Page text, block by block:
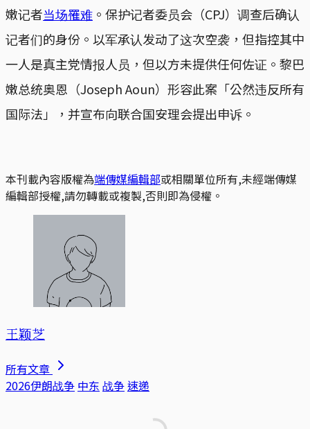
嫩记者当场罹难 。保护记者委员会（CPJ）调查后确认
记者们的身份。以军承认发动了这次空袭，但指控其中
一人是真主党情报人员，但以方未提供任何佐证。黎巴
嫩总统奥恩（Joseph Aoun）形容此案「公然违反所有
国际法」，并宣布向联合国安理会提出申诉。
本刊載內容版權為端傳媒編輯部或相關單位所有,未經端傳媒
編輯部授權,請勿轉載或複製,否則即為侵權。
王颖芝
所有文章
2026伊朗战争 中东 战争速递